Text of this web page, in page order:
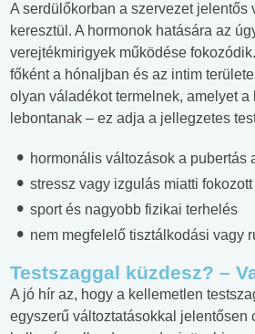
A serdülőkorban a szervezet jelentős
keresztül. A hormonok hatására az
verejtékmirigyek működése
főként a hónaljban és az intim
olyan váladékot termelnek, amelyet a
lebontanak – ez adja a jellegzetes
hormonális változások a pubertás
stressz vagy izgulás miatti
sport és nagyobb fizikai terhelés
nem megfelelő tisztálkodási vagy
Testszaggal küzdesz? –
A jó hír az, hogy a kellemetlen
egyszerű változtatásokkal jelentősen